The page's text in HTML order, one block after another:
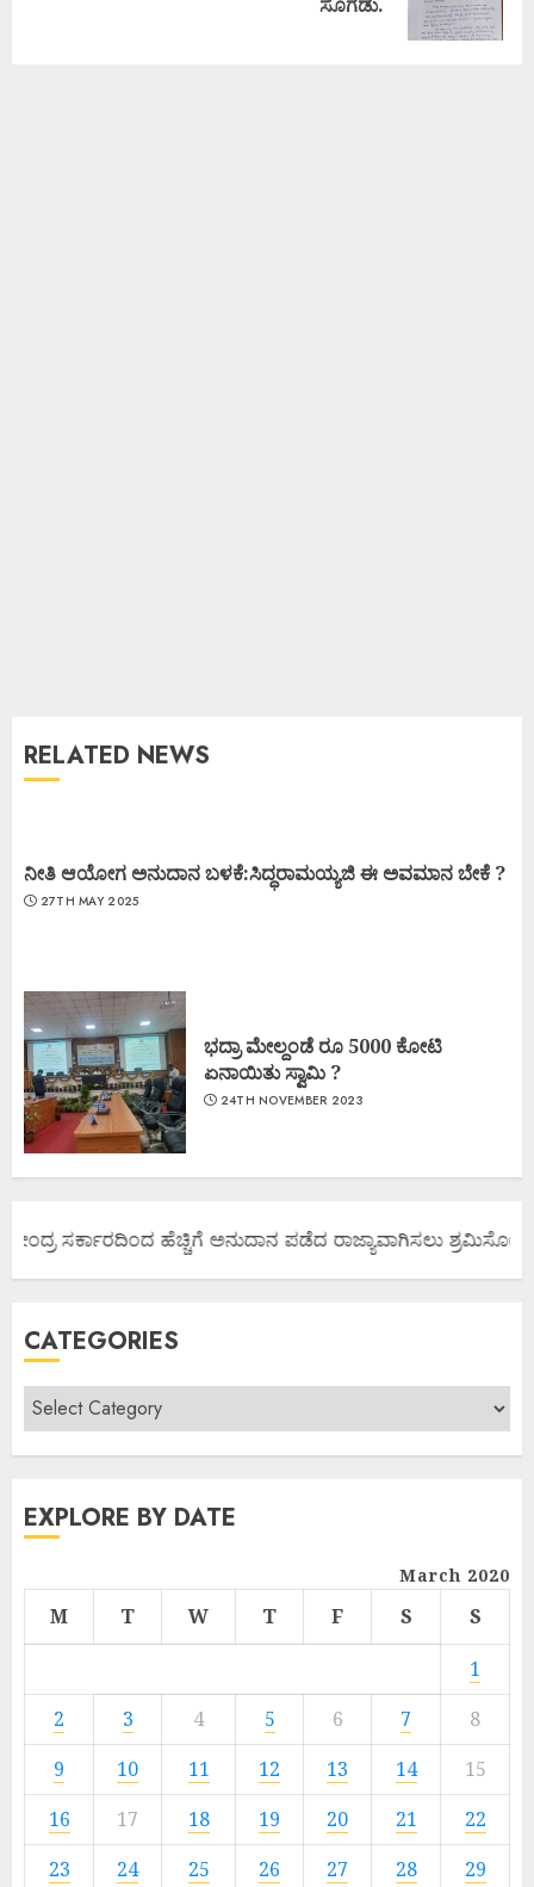
RELATED NEWS
ನೀತಿ ಆಯೋಗ ಅನುದಾನ ಬಳಕೆ:ಸಿದ್ಧರಾಮಯ್ಯಜಿ ಈ ಅವಮಾನ ಬೇಕೆ ?
27TH MAY 2025
ಭದ್ರಾ ಮೇಲ್ದಂಡೆ ರೂ 5000 ಕೋಟಿ
ಏನಾಯಿತು ಸ್ವಾಮಿ ?
24TH NOVEMBER 2023
ಸರ್ಕಾರದಿಂದ ಹೆಚ್ಚಿಗೆ ಅನುದಾನ ಪಡೆದ ರಾಜ್ಯಾವಾಗಿಸಲು ಶ್ರಮಿಸೋಣ
CATEGORIES
EXPLORE BY DATE
March 2020
M T W T F S
S
1
2
3 4 5 6 7
8
9
10 11 12 13 14
15
16
17 18 19 20 21
22
23
24 25 26 27 28
29